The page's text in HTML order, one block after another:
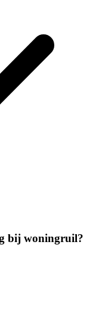
bij woningruil?